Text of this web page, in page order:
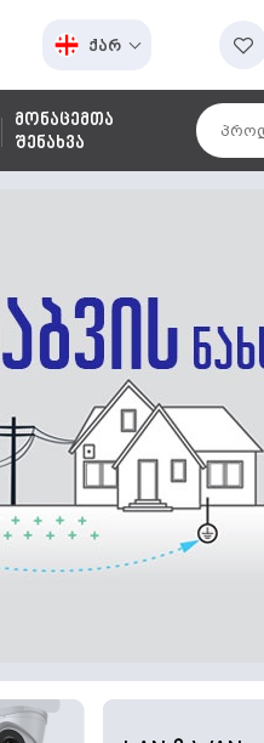
ქარ
მონაცემთა
შენახვა